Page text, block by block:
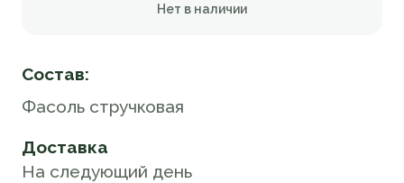
Нет в наличии
Состав:
Фасоль стручковая
Доставка
На следующий день